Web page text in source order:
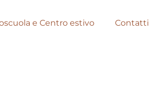
e Centro estivo Contatti